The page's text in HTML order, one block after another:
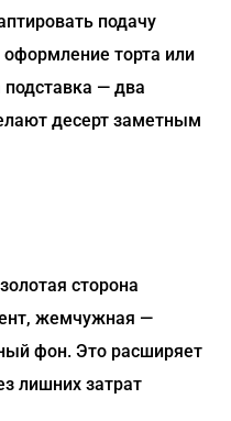
подачу
торта или
— два
десерт заметным
золотая сторона
жемчужная —
фон. Это расширяет
лишних затрат